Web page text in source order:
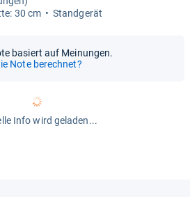
30 cm
Stand­ge­rät
basiert auf Meinungen.
Note berechnet?
Info wird geladen...